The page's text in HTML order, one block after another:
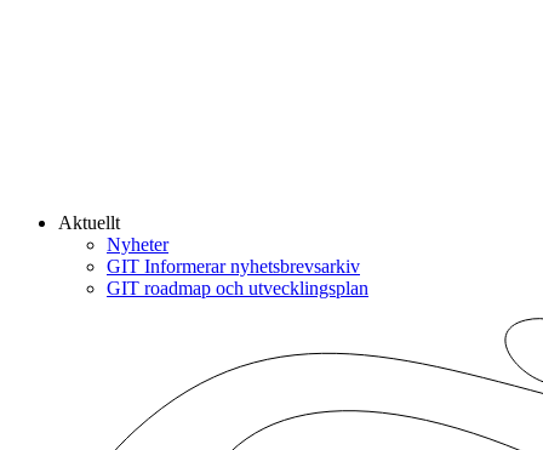
Aktuellt
Nyheter
GIT Informerar nyhetsbrevsarkiv
GIT roadmap och utvecklingsplan